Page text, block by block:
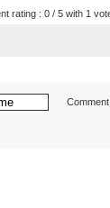
rating : 0 / 5 with 1
Comment